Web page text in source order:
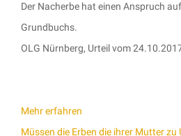
Der Nacherbe hat einen Anspruch
Grundbuchs.
OLG Nürnberg, Urteil vom
Mehr erfahren
Müssen die Erben die ihrer Mutter